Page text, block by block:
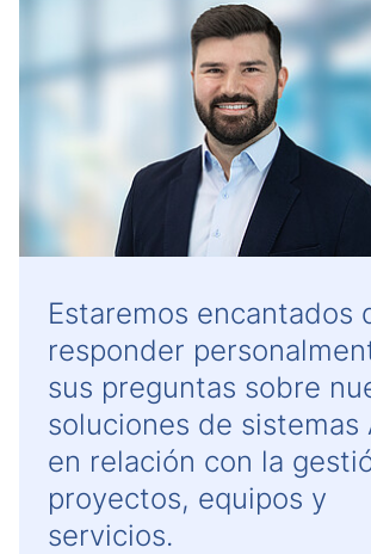
Estaremos encantados
responder
sus preguntas sobre
soluciones de sistemas
en relación con la
proyectos, equipos y
servicios.